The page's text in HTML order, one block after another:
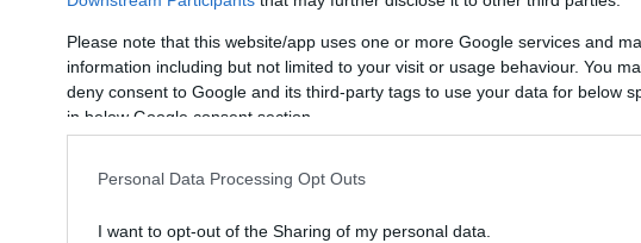
Please note that this website/app uses one or more Google services and
information including but not limited to your visit or usage behaviour. You
deny consent to Google and its third-party tags to use your data for below
in below Google consent section.
Personal Data Processing Opt Outs
I want to opt-out of the Sharing of my personal data.
programnak köszönhetően mára több mint 130 ezer háztartás
program